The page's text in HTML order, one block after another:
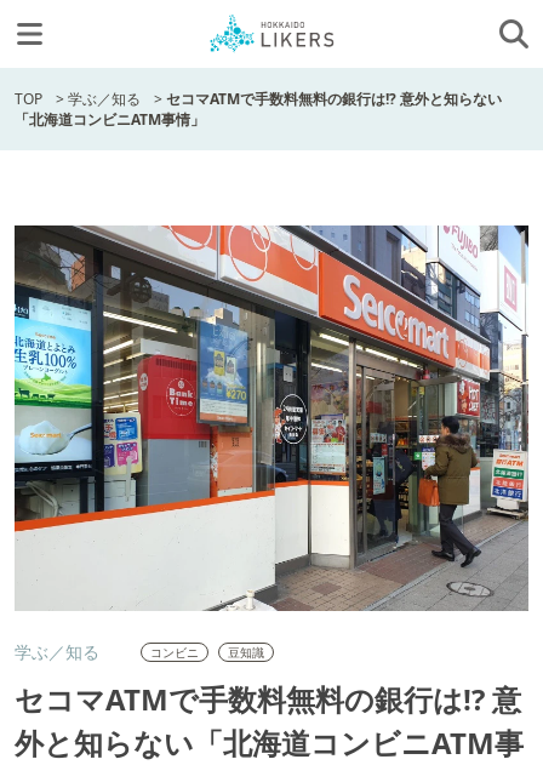
TOP >学ぶ／知る >セコマATMで手数料無料の銀行は!? 意外と知らない
「北海道コンビニATM事情」
学ぶ／知る コンビニ 豆知識
セコマATMで手数料無料の銀行は!? 意
外と知らない「北海道コンビニATM事